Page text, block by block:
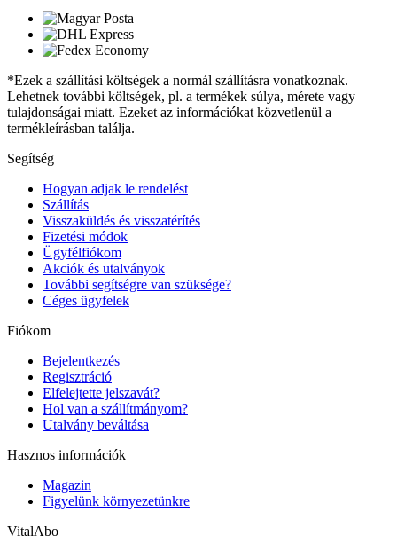
*Ezek a szállítási költségek a normál szállításra vonatkoznak.
Lehetnek további költségek, pl. a termékek súlya, mérete vagy
tulajdonságai miatt. Ezeket az információkat közvetlenül a
termékleírásban találja.
Segítség
Hogyan adjak le rendelést
Szállítás
Visszaküldés és visszatérítés
Fizetési módok
Ügyfélfiókom
Akciók és utalványok
További segítségre van szüksége?
Céges ügyfelek
Fiókom
Bejelentkezés
Regisztráció
Elfelejtette jelszavát?
Hol van a szállítmányom?
Utalvány beváltása
Hasznos információk
Magazin
Figyelünk környezetünkre
VitalAbo